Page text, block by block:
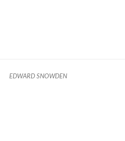
EDWARD SNOWDEN